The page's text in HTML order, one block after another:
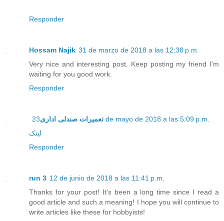
Responder
Hossam Najik 31 de marzo de 2018 a las 12:38 p.m.
Very nice and interesting post. Keep posting my friend I'm
waiting for you good work.
Responder
تعمیرات صندلی اداری 23 de mayo de 2018 a las 5:09 p.m.
لینک
Responder
run 3 12 de junio de 2018 a las 11:41 p.m.
Thanks for your post! It's been a long time since I read a
good article and such a meaning! I hope you will continue to
write articles like these for hobbyists!